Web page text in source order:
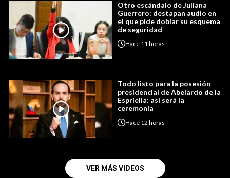
Otro escándalo de Juliana
Guerrero: destapan audio en
el que pide doblar su esquema
de seguridad
Hace 11 horas
Todo listo para la posesión
presidencial de Abelardo de la
Espriella: así será la
ceremonia
Hace 12 horas
VER MÁS VIDEOS